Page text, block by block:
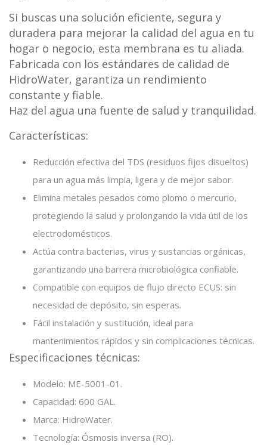
Si buscas una solución eficiente, segura y
duradera para mejorar la calidad del agua en tu
hogar o negocio, esta membrana es tu aliada.
Fabricada con los estándares de calidad de
HidroWater, garantiza un rendimiento
constante y fiable.
Haz del agua una fuente de salud y tranquilidad.
Características:
Reducción efectiva del TDS (residuos fijos disueltos)
para un agua más limpia, ligera y de mejor sabor.
Elimina metales pesados como plomo o mercurio,
protegiendo la salud y prolongando la vida útil de los
electrodomésticos.
Actúa contra bacterias, virus y sustancias orgánicas,
garantizando una barrera microbiológica confiable.
Compatible con equipos de flujo directo ECUS: sin
necesidad de depósito, sin esperas.
Fácil instalación y sustitución, ideal para
mantenimientos rápidos y sin complicaciones técnicas.
Especificaciones técnicas:
Modelo: ME-5001-01.
Capacidad: 600 GAL.
Marca: HidroWater.
Tecnología: Ósmosis inversa (RO).